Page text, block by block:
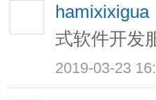
hamixixigua
式软件开发
2019-03-23